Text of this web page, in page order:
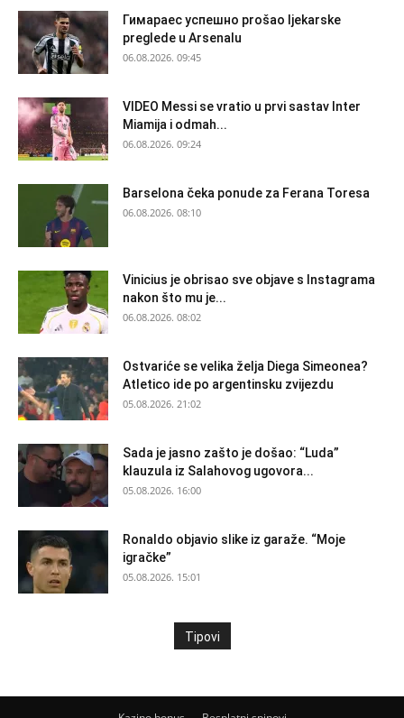
Гимараеc успешно prošao ljekarske
preglede u Arsenalu
06.08.2026. 09:45
VIDEO Messi se vratio u prvi sastav Inter
Miamija i odmah...
06.08.2026. 09:24
Barselona čeka ponude za Ferana Toresa
06.08.2026. 08:10
Vinicius je obrisao sve objave s Instagrama
nakon što mu je...
06.08.2026. 08:02
Ostvariće se velika želja Diega Simeonea?
Atletico ide po argentinsku zvijezdu
05.08.2026. 21:02
Sada je jasno zašto je došao: “Luda”
klauzula iz Salahovog ugovora...
05.08.2026. 16:00
Ronaldo objavio slike iz garaže. “Moje
igračke”
05.08.2026. 15:01
Tipovi